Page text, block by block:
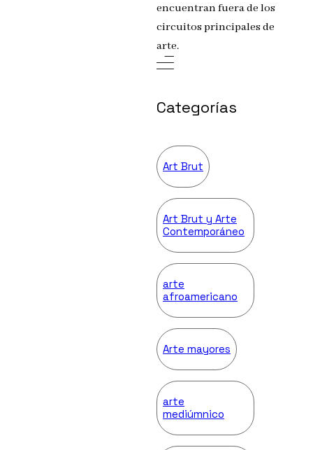
encuentran fuera de los
circuitos principales de
arte.
Categorías
Art Brut
Art Brut y Arte
Contemporáneo
arte
afroamericano
Arte mayores
arte
mediúmnico